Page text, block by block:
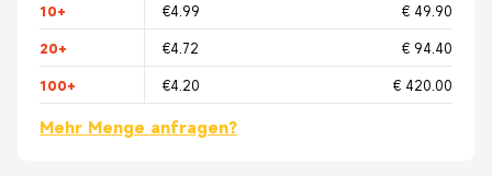
10+ €4.99 € 49.90
20+ €4.72 € 94.40
100+ €4.20 € 420.00
Mehr Menge anfragen?